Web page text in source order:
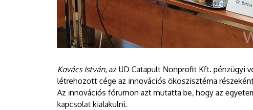
Kovács István, az UD Catapult Nonprofit Kft. pénzügyi
létrehozott cége az innovációs ökoszisztéma
Az innovációs fórumon azt mutatta be, hogy az
kapcsolat kialakulni.